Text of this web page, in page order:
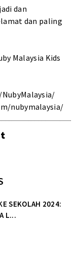
dan
dan paling
Malaysia Kids
nubymalaysia/
SEKOLAH 2024:
L...